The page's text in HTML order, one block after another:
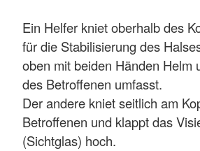
Ein Helfer kniet oberhalb des
für die Stabilisierung des
oben mit beiden Händen Helm
des Betroffenen umfasst.
Der andere kniet seitlich am
Betroffenen und klappt das
(Sichtglas) hoch.